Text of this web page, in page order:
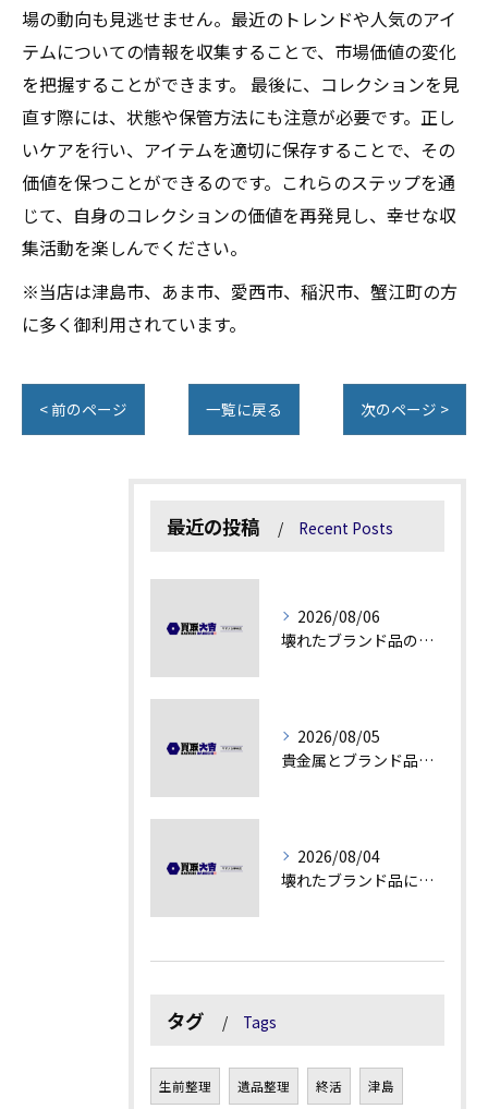
場の動向も見逃せません。最近のトレンドや人気のアイ
テムについての情報を収集することで、市場価値の変化
を把握することができます。 最後に、コレクションを見
直す際には、状態や保管方法にも注意が必要です。正し
いケアを行い、アイテムを適切に保存することで、その
価値を保つことができるのです。これらのステップを通
じて、自身のコレクションの価値を再発見し、幸せな収
集活動を楽しんでください。
※当店は津島市、あま市、愛西市、稲沢市、蟹江町の方
に多く御利用されています。
< 前のページ 一覧に戻る 次のページ >
最近の投稿 Recent Posts
2026/08/06
壊れたブランド品の価値を見極める技術とは
2026/08/05
貴金属とブランド品の価値変動を見極める方法
2026/08/04
壊れたブランド品にも価値がつく理由とは
タグ Tags
生前整理 遺品整理 終活 津島